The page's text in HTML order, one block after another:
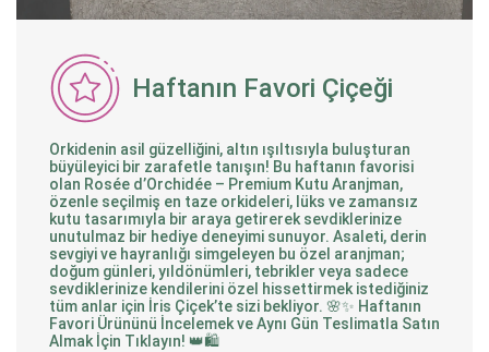
Haftanın Favori Çiçeği
Orkidenin asil güzelliğini, altın ışıltısıyla buluşturan
büyüleyici bir zarafetle tanışın! Bu haftanın favorisi
olan Rosée d’Orchidée – Premium Kutu Aranjman,
özenle seçilmiş en taze orkideleri, lüks ve zamansız
kutu tasarımıyla bir araya getirerek sevdiklerinize
unutulmaz bir hediye deneyimi sunuyor. Asaleti, derin
sevgiyi ve hayranlığı simgeleyen bu özel aranjman;
doğum günleri, yıldönümleri, tebrikler veya sadece
sevdiklerinize kendilerini özel hissettirmek istediğiniz
tüm anlar için İris Çiçek’te sizi bekliyor. 🌸✨ Haftanın
Favori Ürününü İncelemek ve Aynı Gün Teslimatla Satın
Almak İçin Tıklayın! 👑🛍️